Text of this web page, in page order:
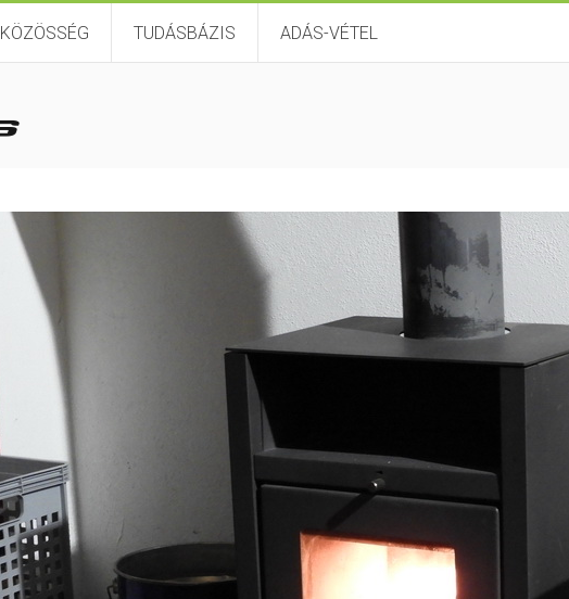
KÖZÖSSÉG TUDÁSBÁZIS ADÁS-VÉTEL